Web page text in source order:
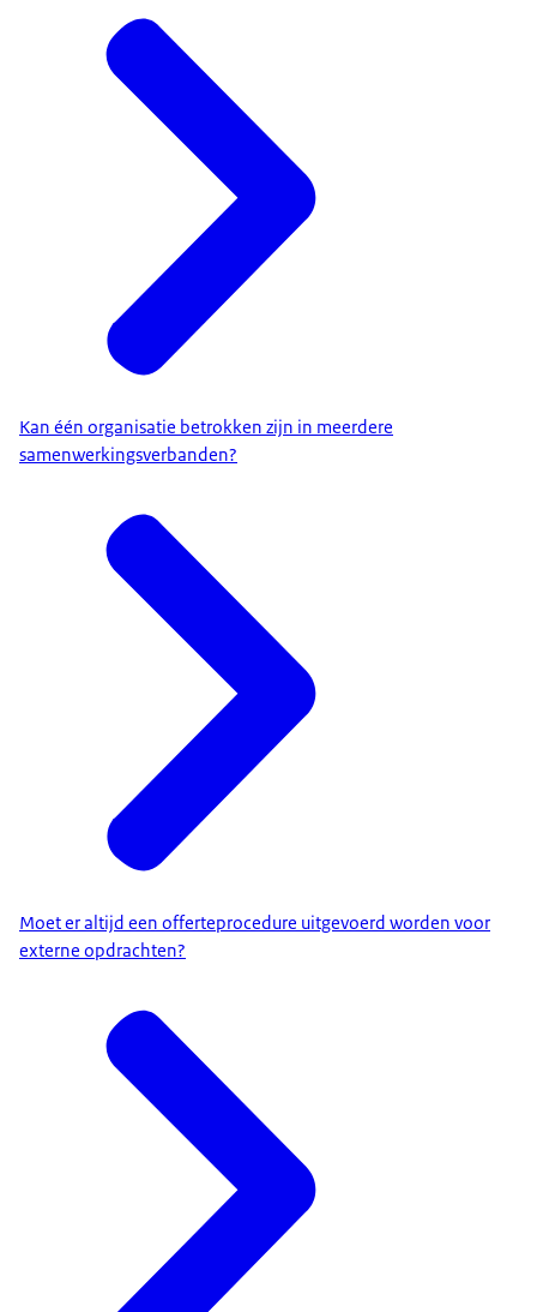
Kan één organisatie betrokken zijn in meerdere
samenwerkingsverbanden?
Moet er altijd een offerteprocedure uitgevoerd worden voor
externe opdrachten?